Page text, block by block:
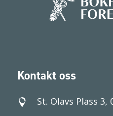
Kontakt oss
St. Olavs Plass 3,